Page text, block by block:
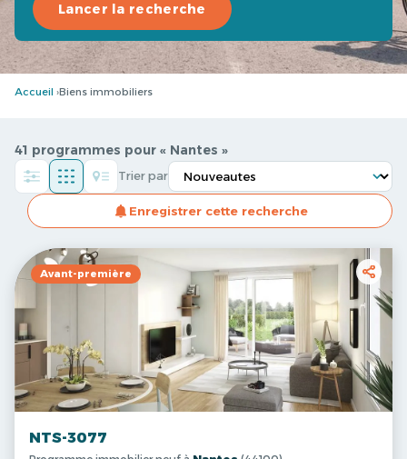
Lancer la recherche
Accueil Biens immobiliers
41 programmes pour « Nantes »
Enregistrer cette recherche
Trier par
Avant-première
NTS-3077